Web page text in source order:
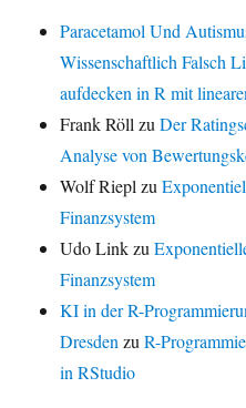
Paracetamol Und
Wissenschaftlich Falsch
aufdecken in R mit
Frank RöllzuDer
Analyse von
Wolf Rieplzu
Finanzsystem
Udo Linkzu
Finanzsystem
KI in der R-
DresdenzuR-
in RStudio